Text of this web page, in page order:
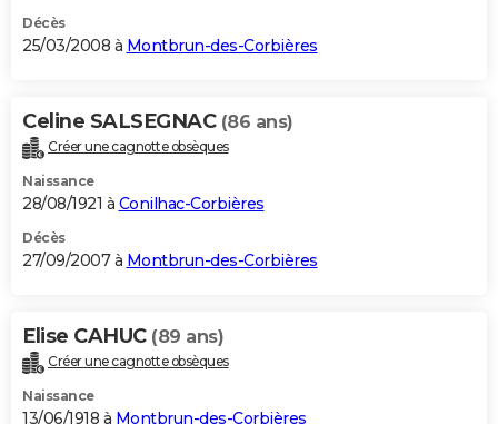
Décès
25/03/2008 à Montbrun-des-Corbières
Celine SALSEGNAC (86 ans)
Créer une cagnotte obsèques
Naissance
28/08/1921 à Conilhac-Corbières
Décès
27/09/2007 à Montbrun-des-Corbières
Elise CAHUC (89 ans)
Créer une cagnotte obsèques
Naissance
13/06/1918 à Montbrun-des-Corbières